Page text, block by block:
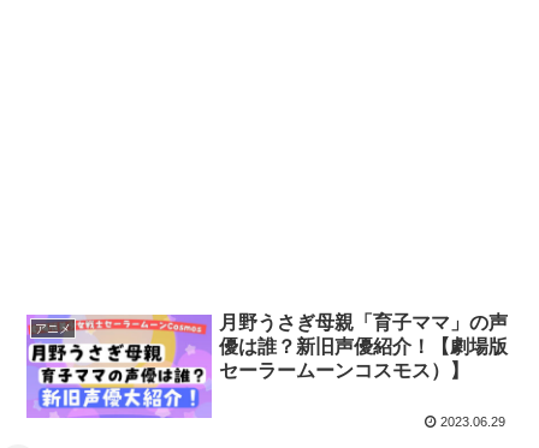
アニメ
月野うさぎ母親「育子ママ」の声
優は誰？新旧声優紹介！【劇場版
セーラームーンコスモス）】
2023.06.29